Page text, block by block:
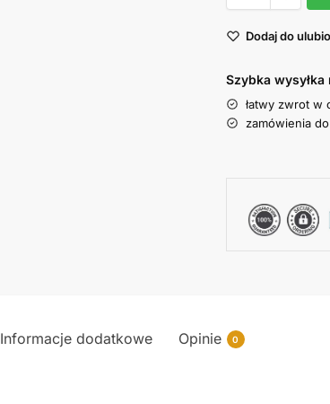
Dodaj do
Szybka wysyłka
łatwy zwrot w
zamówienia
Informacje dodatkowe Opinie 0